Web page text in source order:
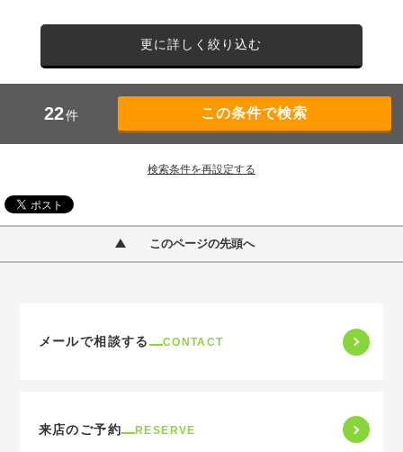
更に詳しく絞り込む
22件
検索条件を再設定する
このページの先頭へ
メールで相談する CONTACT
来店のご予約 RESERVE